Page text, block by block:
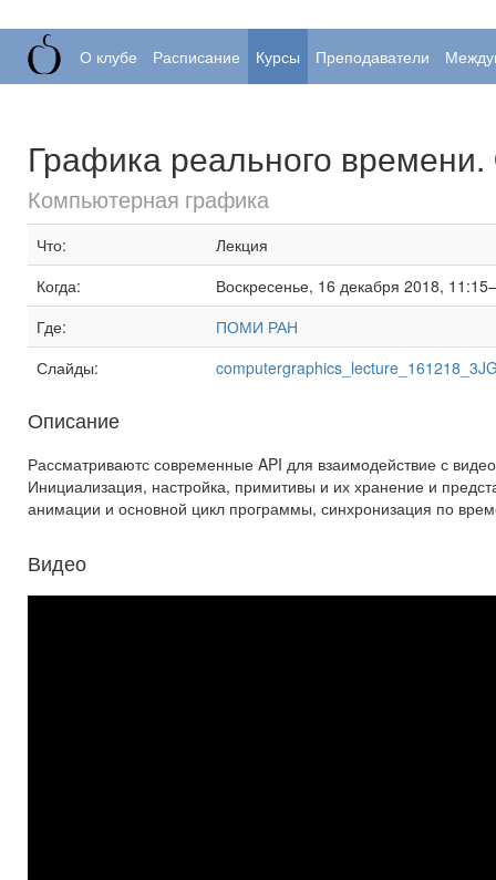
О клубе Расписание Курсы Преподаватели
Графика реального
Компьютерная графика
Что:
Лекция
Когда:
Воскресенье, 16 декабря 2018,
Где:
ПОМИ РАН
Слайды:
Описание
Рассматриваютс современные API для взаимодействие с
Инициализация, настройка, примитивы и их хранение и
анимации и основной цикл программы, синхронизация по
Видео